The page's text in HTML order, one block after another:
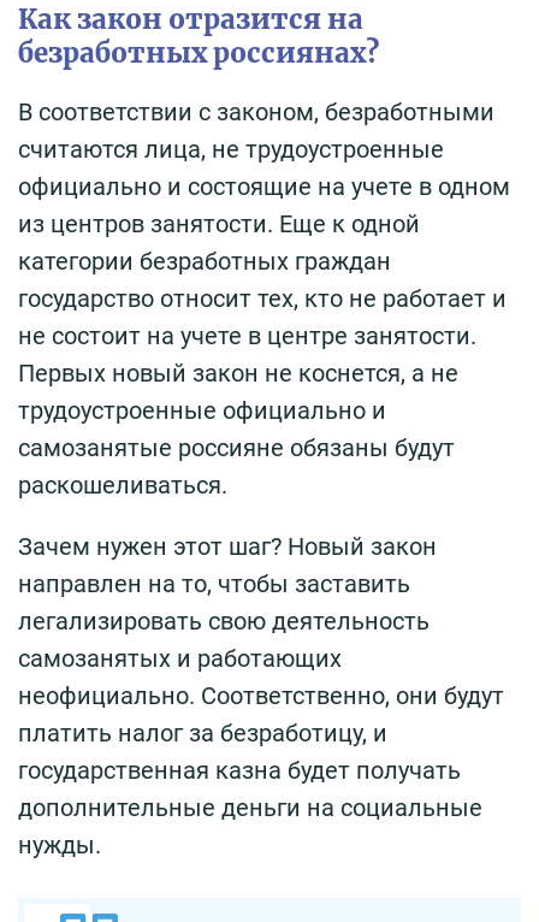
Как закон отразится на
безработных россиянах?
В соответствии с законом, безработными
считаются лица, не трудоустроенные
официально и состоящие на учете в одном
из центров занятости. Еще к одной
категории безработных граждан
государство относит тех, кто не работает и
не состоит на учете в центре занятости.
Первых новый закон не коснется, а не
трудоустроенные официально и
самозанятые россияне обязаны будут
раскошеливаться.
Зачем нужен этот шаг? Новый закон
направлен на то, чтобы заставить
легализировать свою деятельность
самозанятых и работающих
неофициально. Соответственно, они будут
платить налог за безработицу, и
государственная казна будет получать
дополнительные деньги на социальные
нужды.